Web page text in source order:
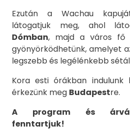
Ezután a Wachau
látogatjuk meg, ahol
Dómban, majd a város fő
gyönyörködhetünk, amelyet
legszebb és legélénkebb
Kora esti órákban indulunk
érkezünk meg Budapestre.
A program és
fenntartjuk!